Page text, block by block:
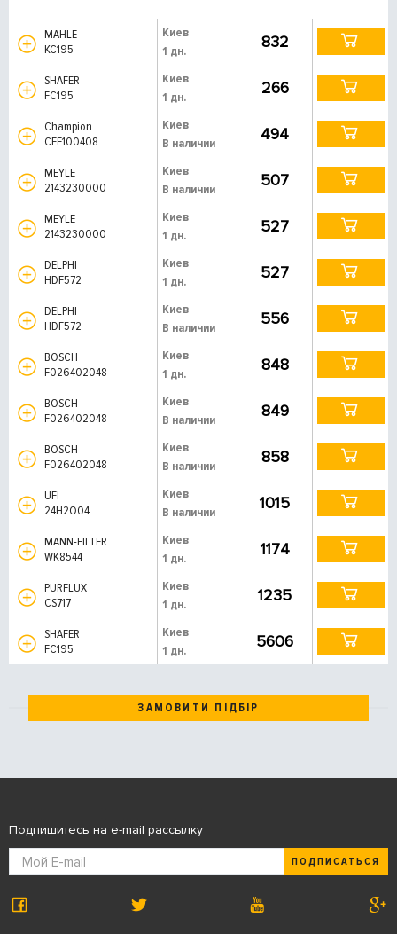
MAHLE
KC195
Киев
1 дн.
832
SHAFER
FC195
Киев
1 дн.
266
Champion
CFF100408
Киев
В наличии
494
MEYLE
2143230000
Киев
В наличии
507
MEYLE
2143230000
Киев
1 дн.
527
DELPHI
HDF572
Киев
1 дн.
527
DELPHI
HDF572
Киев
В наличии
556
BOSCH
F026402048
Киев
1 дн.
848
BOSCH
F026402048
Киев
В наличии
849
BOSCH
F026402048
Киев
В наличии
858
UFI
24H2O04
Киев
В наличии
1015
MANN-FILTER
WK8544
Киев
1 дн.
1174
PURFLUX
CS717
Киев
1 дн.
1235
SHAFER
FC195
Киев
1 дн.
5606
ЗАМОВИТИ ПІДБІР
Подпишитесь на e-mail рассылку
ПОДПИСАТЬСЯ